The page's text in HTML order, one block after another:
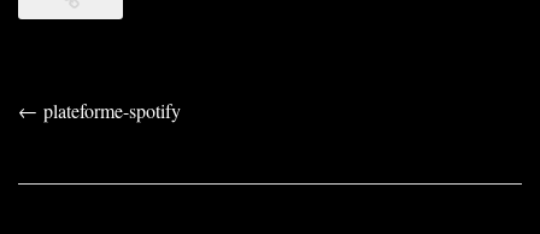
Post
← plateforme-spotify